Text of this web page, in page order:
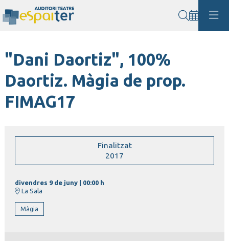
"Dani Daortiz", 100%
Daortiz. Màgia de prop.
FIMAG17
Finalitzat
2017
divendres 9 de juny
00:00 h
La Sala
Màgia